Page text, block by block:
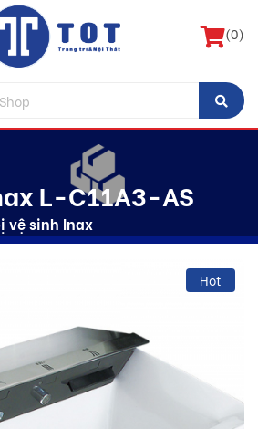
(0)
L-C11A3-AS
vệ sinh Inax
Hot